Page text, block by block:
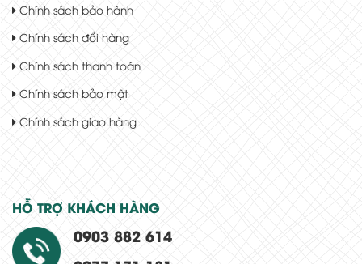
Chính sách bảo hành
Chính sách đổi hàng
Chính sách thanh toán
Chính sách bảo mật
Chính sách giao hàng
HỖ TRỢ KHÁCH HÀNG
0903 882 614